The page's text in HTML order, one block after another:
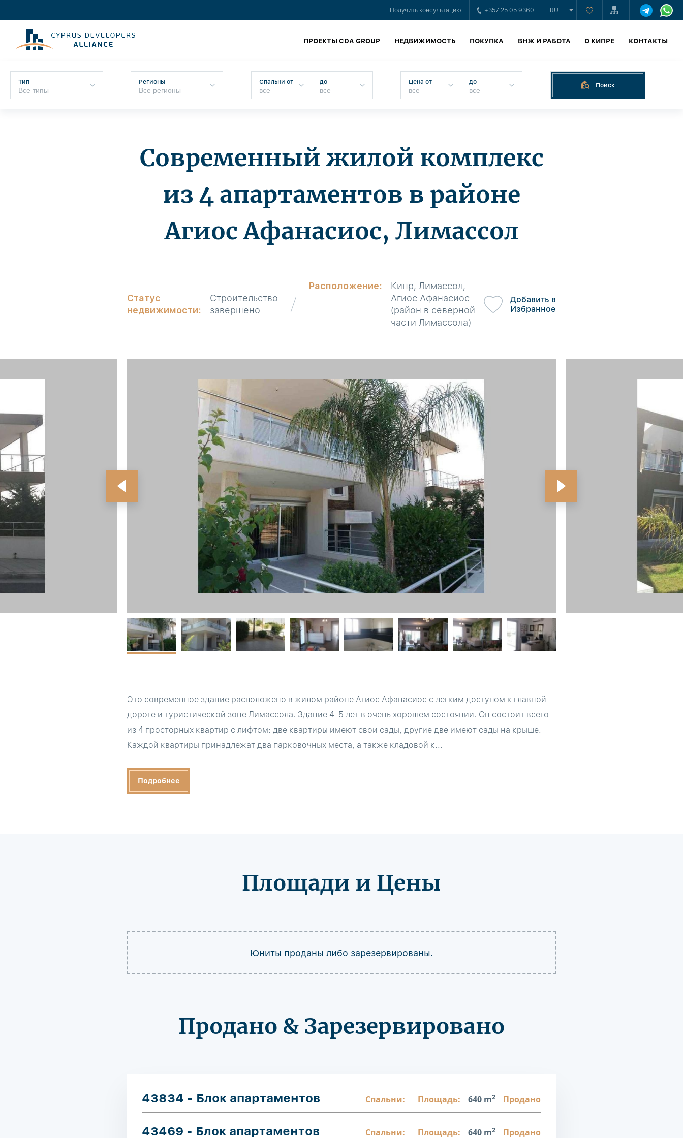
Получить консультацию +357 25 05 9360 RU
ПРОЕКТЫ CDA GROUP НЕДВИЖИМОСТЬ ПОКУПКА ВНЖ И РАБОТА О КИПРЕ КОНТАКТЫ
Тип Регионы Спальни от до Цена от до Поиск
Современный жилой комплекс
из 4 апартаментов в районе
Агиос Афанасиос, Лимассол
Статус
недвижимости:
Строительство
завершено
Расположение:
Кипр, Лимассол,
Агиос Афанасиос
(район в северной
части Лимассола)
Добавить в
Избранное
Это современное здание расположено в жилом районе Агиос Афанасиос с легким доступом к главной
дороге и туристической зоне Лимассола. Здание 4-5 лет в очень хорошем состоянии. Он состоит всего
из 4 просторных квартир с лифтом: две квартиры имеют свои сады, другие две имеют сады на крыше.
Каждой квартиры принадлежат два парковочных места, а также кладовой к...
Подробнее
Площади и Цены
Юниты проданы либо зарезервированы.
Продано & Зарезервировано
43834 - Блок апартаментов Спальни: Площадь: 640 m2 Продано
43469 - Блок апартаментов Спальни: Площадь: 640 m2 Продано